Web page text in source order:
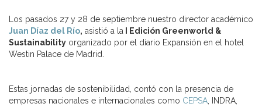
Los pasados 27 y 28 de septiembre nuestro director académico
Juan Díaz del Río, asistió a la I Edición Greenworld &
Sustainability organizado por el diario Expansión en el hotel
Westin Palace de Madrid.
Estas jornadas de sostenibilidad, contó con la presencia de
empresas nacionales e internacionales como CEPSA , INDRA,